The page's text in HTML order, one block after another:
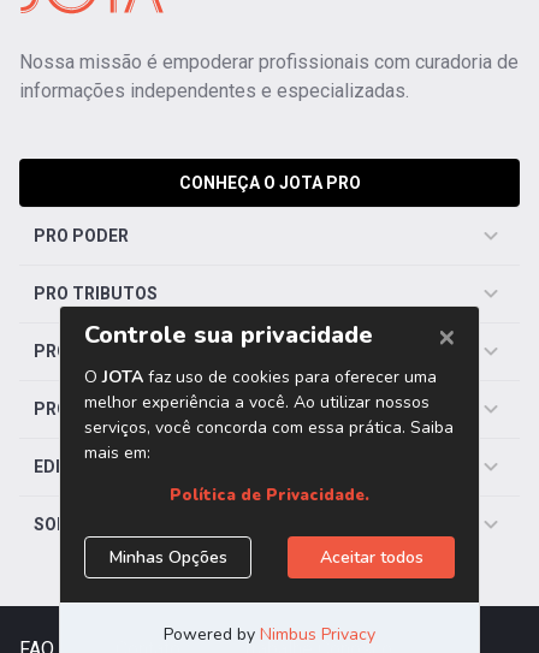
Nossa missão é empoderar profissionais com curadoria de
informações independentes e especializadas.
CONHEÇA O JOTA PRO
PRO PODER
PRO TRIBUTOS
PRO TRABALHISTA
PRO SAÚDE
EDITORIAS
SOBRE O JOTA